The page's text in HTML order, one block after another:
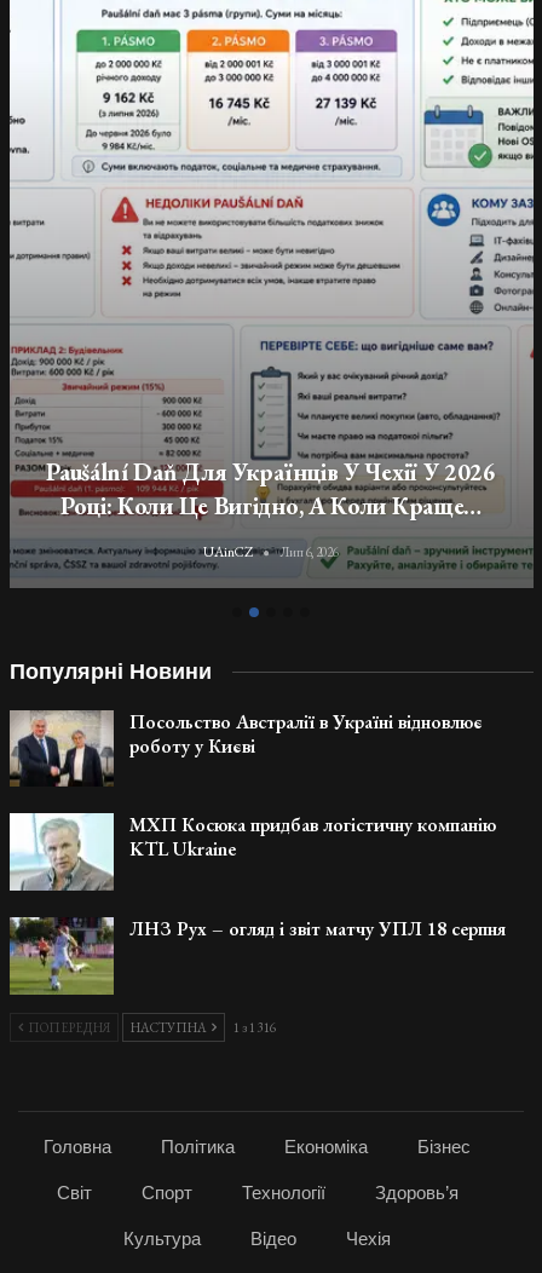
Податки, Соціальне Та Медичне
Страхування Для Українців-Підприємців У
Чехії
UAinCZ Лип 6, 2026
Популярні Новини
Посольство Австралії в Україні відновлює
роботу у Києві
МХП Косюка придбав логістичну компанію
KTL Ukraine
ЛНЗ Рух – огляд і звіт матчу УПЛ 18 серпня
ПОПЕРЕДНЯ НАСТУПНА 1 з 1 316
Головна Політика Економіка Бізнес
Світ Спорт Технології Здоровь’я
Культура Відео Чехія